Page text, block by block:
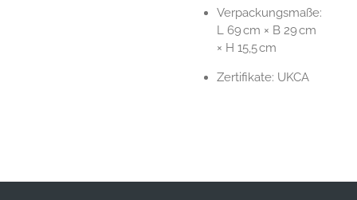
Verpackungsmaße:
L 69 cm × B 29 cm
× H 15,5 cm
Zertifikate: UKCA